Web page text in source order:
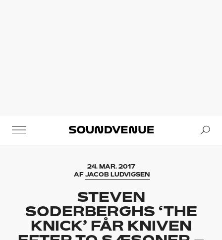
Soundvenue
24. MAR. 2017
AFJACOB LUDVIGSEN
STEVEN
SODERBERGHS ‘THE
KNICK’ FÅR KNIVEN